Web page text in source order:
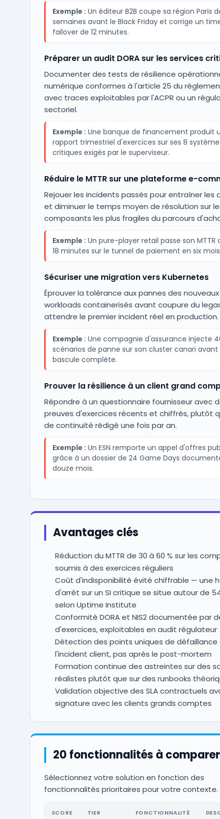
Exemple : Un éditeur B2B coupe sa région Paris
semaines avant le Black Friday et corrige un
failover de 12 minutes.
Préparer un audit DORA sur les services
Documenter des tests de résilience
numérique conformes à l'article 25 du
avec traces exploitables par l'ACPR ou un
sectoriel.
Exemple : Une banque de financement produit
rapport trimestriel d'exercices sur ses 8
critiques exigés par le superviseur.
Réduire le MTTR sur une plateforme e-
Rejouer les incidents passés pour entraîner les
et diminuer le temps moyen de résolution sur
composants les plus fragiles du parcours
Exemple : Un pure-player retail passe son MTTR
18 minutes sur le tunnel de paiement en six
Sécuriser une migration vers Kubernetes
Éprouver la tolérance aux pannes des nouveaux
workloads containerisés avant coupure du
attendre le premier incident réel en production.
Exemple : Une compagnie d'assurance injecte
scénarios de panne sur son cluster canari avant
bascule complète.
Prouver la résilience à un client grand
Répondre à un questionnaire fournisseur avec
preuves d'exercices récents et chiffrés, plutôt
de continuité rédigé une fois par an.
Exemple : Un ESN remporte un appel d'offres
grâce à un dossier de 24 Game Days
douze mois.
Avantages clés
Réduction du MTTR de 30 à 60 % sur les
soumis à des exercices réguliers
Coût d'indisponibilité évité chiffrable — une
d'arrêt sur un SI critique se situe autour de
selon Uptime Institute
Conformité DORA et NIS2 documentée par
d'exercices, exploitables en audit régulateur
Détection des points uniques de
l'incident client, pas après le post-mortem
Formation continue des astreintes sur des
réalistes plutôt que sur des runbooks
Validation objective des SLA contractuels
signature avec les clients grands comptes
20 fonctionnalités à comparer
Sélectionnez votre solution en fonction des
fonctionnalités prioritaires pour votre contexte.
SCORE TIER FONCTIONNALITÉ